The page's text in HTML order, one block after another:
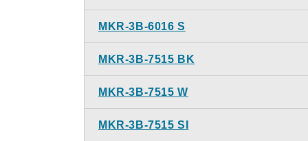
MKR-3B-6016 S
MKR-3B-7515 BK
MKR-3B-7515 W
MKR-3B-7515 SI